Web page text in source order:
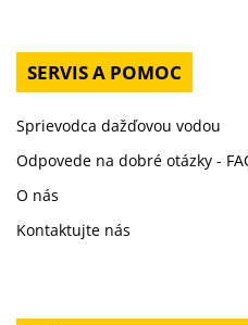
SERVIS A POMOC
Sprievodca dažďovou vodou
Odpovede na dobré otázky -
O nás
Kontaktujte nás